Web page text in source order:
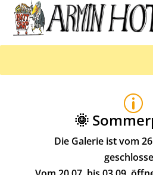
p
🌞
Die Galerie ist vom